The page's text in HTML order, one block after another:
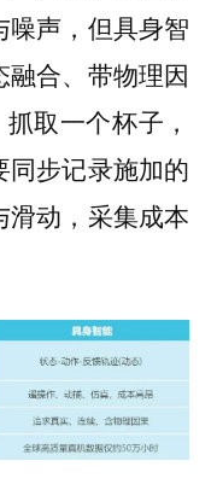
声，但具身智
合、带物理因
取一个杯子，
步记录施加的
动，采集成本